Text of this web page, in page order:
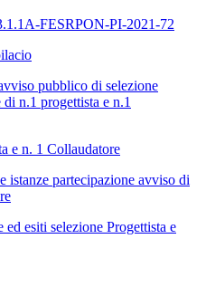
FESRPON-PI-2021-72
pubblico di selezione
n.1 progettista e n.1
e n. 1 Collaudatore
istanze partecipazione avviso di
esiti selezione Progettista e